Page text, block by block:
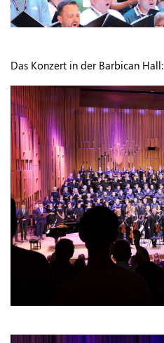
Das Konzert in der Barbican Hall: